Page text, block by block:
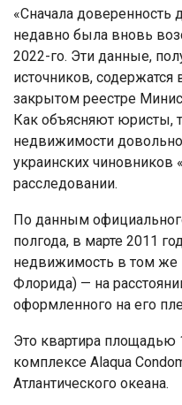
«Сначала доверенность
недавно была вновь
2022-го. Эти данные,
источников,
закрытом реестре
Как объясняют юристы,
недвижимости
украинских чиновников
расследовании.
По данным
полгода, в марте 2011
недвижимость в том же
Флорида) — на
оформленного на его
Это квартира площадью
комплексе Alaqua
Атлантического океана.